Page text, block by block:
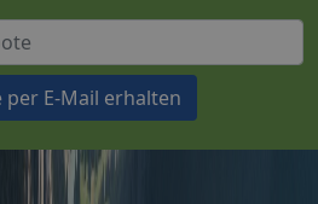
per E-Mail erhalten